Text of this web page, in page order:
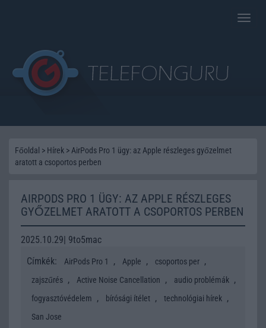
Toggle
Főoldal > Hírek > AirPods Pro 1 ügy: az Apple részleges győzelmet
aratott a csoportos perben
AIRPODS PRO 1 ÜGY: AZ APPLE RÉSZLEGES
GYŐZELMET ARATOTT A CSOPORTOS PERBEN
2025.10.29| 9to5mac
Címkék:
AirPods Pro 1 , Apple , csoportos per ,
zajszűrés , Active Noise Cancellation , audio problémák ,
fogyasztóvédelem , bírósági ítélet , technológiai hírek ,
San Jose